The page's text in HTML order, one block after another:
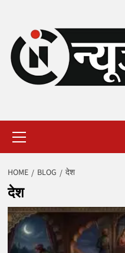
content
Menu
HOME BLOG देश
देश